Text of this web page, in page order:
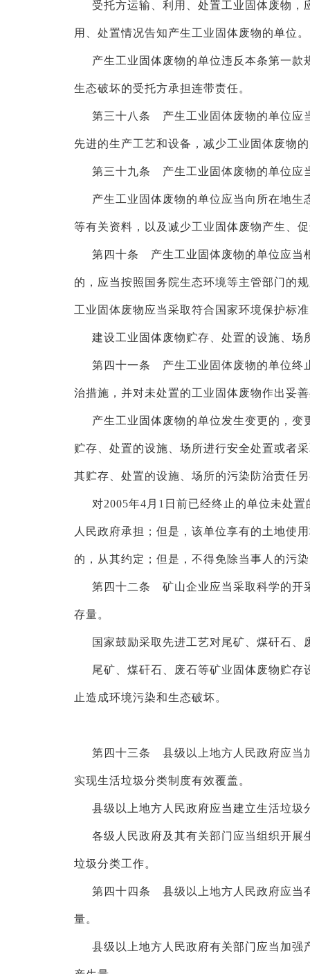
受托方运输、利用、处置工业固体废物
用、处置情况告知产生工业固体废物的单位。
产生工业固体废物的单位违反本条第一
生态破坏的受托方承担连带责任。
第三十八条 产生工业固体废物的单位应
先进的生产工艺和设备，减少工业固体废物
第三十九条 产生工业固体废物的单位应
产生工业固体废物的单位应当向所在地
等有关资料，以及减少工业固体废物产生、
第四十条 产生工业固体废物的单位应当
的，应当按照国务院生态环境等主管部门的
工业固体废物应当采取符合国家环境保护标
建设工业固体废物贮存、处置的设施、场
第四十一条 产生工业固体废物的单位终
治措施，并对未处置的工业固体废物作出妥
产生工业固体废物的单位发生变更的，
贮存、处置的设施、场所进行安全处置或者
其贮存、处置的设施、场所的污染防治责任
对2005年4月1日前已经终止的单位未处
人民政府承担；但是，该单位享有的土地使
的，从其约定；但是，不得免除当事人的污
第四十二条 矿山企业应当采取科学的开
存量。
国家鼓励采取先进工艺对尾矿、煤矸石
尾矿、煤矸石、废石等矿业固体废物贮
止造成环境污染和生态破坏。
第四十三条 县级以上地方人民政府应当
实现生活垃圾分类制度有效覆盖。
县级以上地方人民政府应当建立生活垃
各级人民政府及其有关部门应当组织开
垃圾分类工作。
第四十四条 县级以上地方人民政府应当
量。
县级以上地方人民政府有关部门应当加